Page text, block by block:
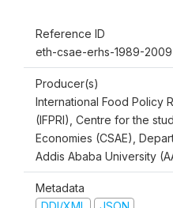
Reference ID
eth-csae-erhs-1989-
Producer(s)
International Food Policy
(IFPRI), Centre for the
Economies (CSAE),
Addis Ababa University
Metadata